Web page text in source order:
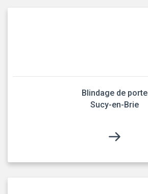
Blindage de porte
Sucy-en-Brie